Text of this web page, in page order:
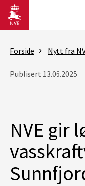
Gå til hovedinnhold
Forside Nytt fra
Publisert 13.06.2025
NVE gir